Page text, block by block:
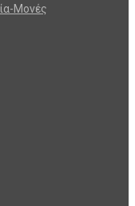
Μονές